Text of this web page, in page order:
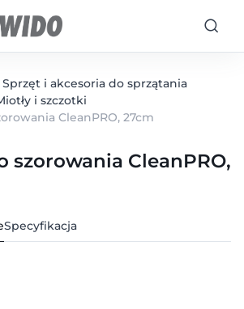
Sprzęt i akcesoria do sprzątania
i szczotki
CleanPRO, 27cm
szorowania CleanPRO,
Specyfikacja